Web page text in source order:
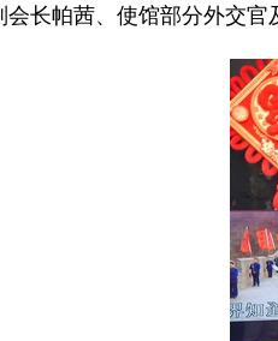
长帕茜、使馆部分外交官